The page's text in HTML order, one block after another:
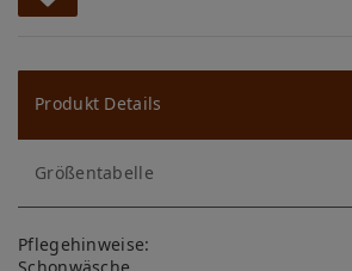
W
u
ns
ch
lis
te
Produkt Details
Größentabelle
Pflegehinweise: